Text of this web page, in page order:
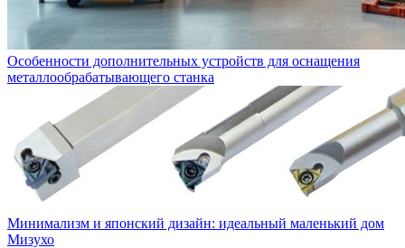
Особенности дополнительных устройств для оснащения
металлообрабатывающего станка
Минимализм и японский дизайн: идеальный маленький дом
Мизухо